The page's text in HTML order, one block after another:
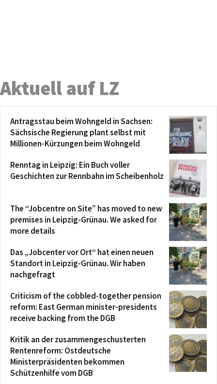
Aktuell auf LZ
Antragsstau beim Wohngeld in Sachsen:
Sächsische Regierung plant selbst mit
Millionen-Kürzungen beim Wohngeld
Renntag in Leipzig: Ein Buch voller
Geschichten zur Rennbahn im Scheibenholz
The “Jobcentre on Site” has moved to new
premises in Leipzig-Grünau. We asked for
more details
Das „Jobcenter vor Ort“ hat einen neuen
Standort in Leipzig-Grünau. Wir haben
nachgefragt
Criticism of the cobbled-together pension
reform: East German minister-presidents
receive backing from the DGB
Kritik an der zusammengeschusterten
Rentenreform: Ostdeutsche
Ministerpräsidenten bekommen
Schützenhilfe vom DGB